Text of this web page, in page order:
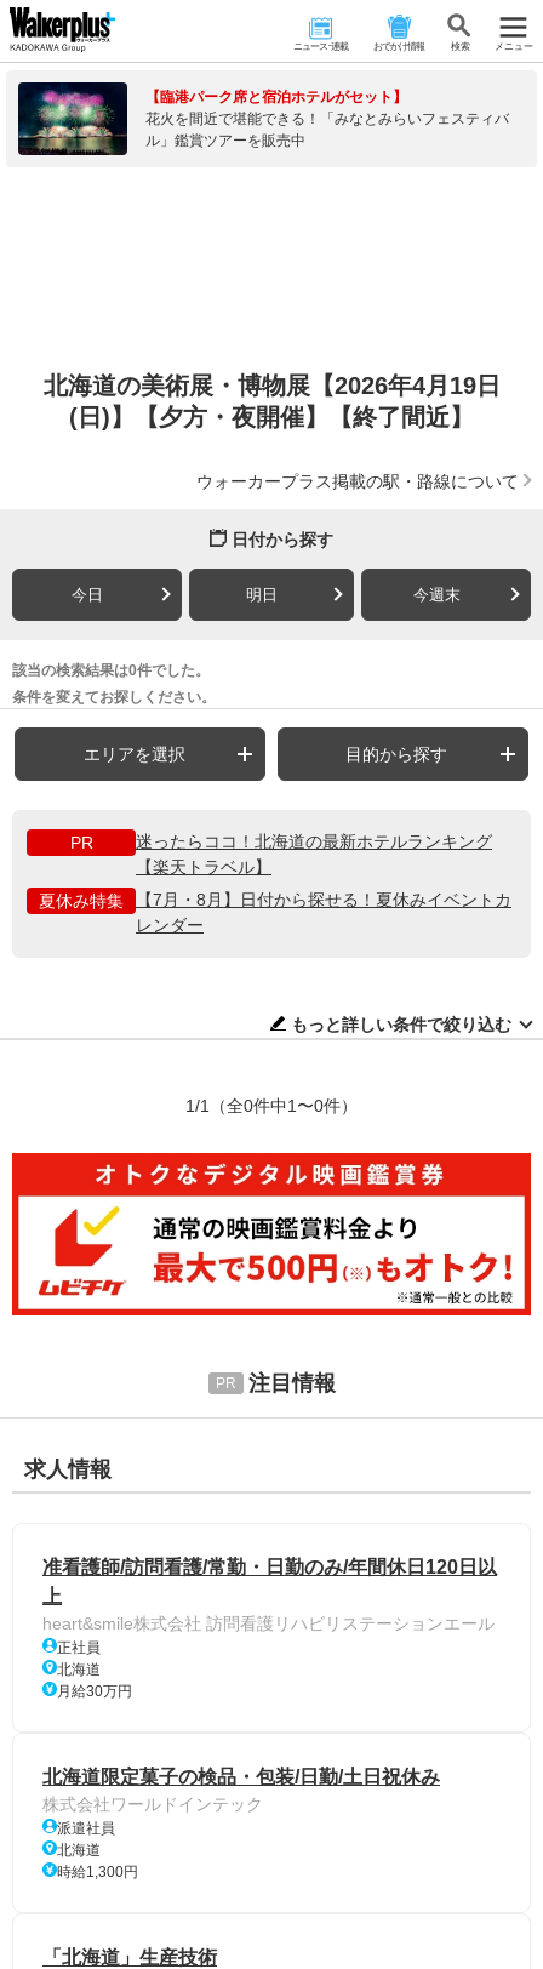
ニュース･連載 おでかけ情報 検 索 メニュー
【臨港パーク席と宿泊ホテルがセット】
花火を間近で堪能できる！「みなとみらいフェスティバ
ル」鑑賞ツアーを販売中
北海道の美術展・博物展【2026年4月19日
(日)】【夕方・夜開催】【終了間近】
ウォーカープラス掲載の駅・路線について
日付から探す
今日 明日 今週末
該当の検索結果は0件でした。
条件を変えてお探しください。
エリアを選択 目的から探す
PR
迷ったらココ！北海道の最新ホテルランキング
【楽天トラベル】
夏休み特集
【7月・8月】日付から探せる！夏休みイベントカ
レンダー
もっと詳しい条件で絞り込む
1/1 （全0件中1〜0件）
注目情報
求人情報
准看護師/訪問看護/常勤・日勤のみ/年間休日120日以
上
heart&smile株式会社 訪問看護リハビリステーションエール
正社員
北海道
月給30万円
北海道限定菓子の検品・包装/日勤/土日祝休み
株式会社ワールドインテック
派遣社員
北海道
時給1,300円
「北海道」生産技術